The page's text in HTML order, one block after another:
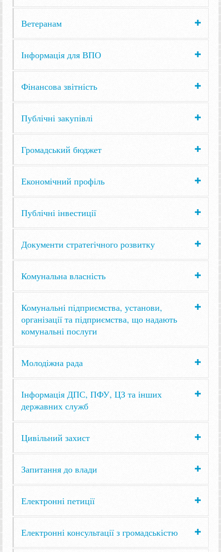
Ветеранам
Інформація для ВПО
Фінансова звітність
Публічні закупівлі
Громадський бюджет
Економічний профіль
Публічні інвестиції
Документи стратегічного розвитку
Комунальна власність
Комунальні підприємства, установи,
організації та підприємства, що надають
комунальні послуги
Молодіжна рада
Інформація ДПС, ПФУ, ЦЗ та інших
державних служб
Цивільний захист
Запитання до влади
Електронні петиції
Електронні консультації з громадськістю